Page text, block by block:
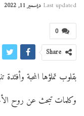
Last updated ديسمبر 11, 2022
0
Share
بقلوب تملؤها المحبة
وكلمات تبحث عن روح